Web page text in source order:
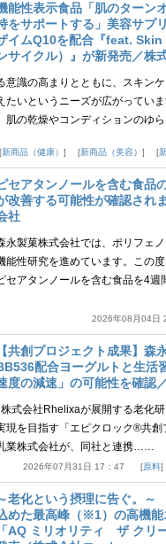
能性表示食品「肌のターン
をサポートする」美容サプ
イムQ10を配合『feat.
サイクル）』が新発売／株
意識の高まりとともに、スキン
たいというニーズが広がってい
肌の乾燥やコンディションのゆ
新商品（健康）
新商品（美容）
セアタンノールを含む食品
改善する可能性が確認され
社
永製菓株式会社では、ポリフェ
能性研究を進めています。この
セアタンノールを含む食品を4週
2026年08月04日
【共創プロジェクト成果】森
配合ヨーグルトと生活
度の減速」の可能性を確認
株式会社Rhelixaが展開する老化研
現を目指す「エピクロック®共
業株式会社が、同社と連携……
2026年07月31日 17：47 原料
老化という摂理に告ぐ。
めた最高峰（※1）の高機能
「AQ ミリオリティ ザ クリ